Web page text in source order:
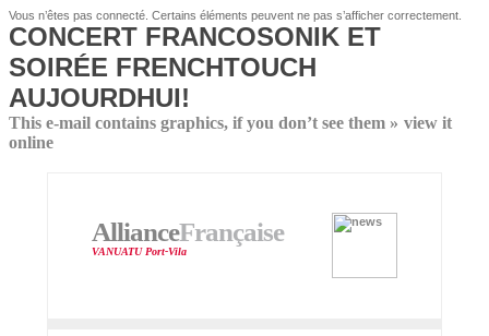
Vous n’êtes pas connecté. Certains éléments peuvent ne pas s’afficher correctement.
CONCERT FRANCOSONIK ET
SOIRÉE FRENCHTOUCH
AUJOURDHUI!